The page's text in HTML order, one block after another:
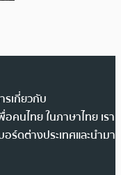
รเกี่ยวกับ
คนไทย ในภาษาไทย เรา
ร์ดต่างประเทศและนำมา